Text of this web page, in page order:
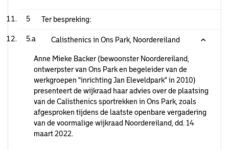
5 Ter bespreking:
5.a Calisthenics in Ons Park, Noordereiland
Anne Mieke Backer (bewoonster Noordereiland,
ontwerpster van Ons Park en begeleider van de
werkgroepen "inrichting Jan Eleveldpark" in 2010)
presenteert de wijkraad haar advies over de plaatsing
van de Calisthenics sportrekken in Ons Park, zoals
afgesproken tijdens de laatste openbare vergadering
van de voormalige wijkraad Noordereiland, dd. 14
maart 2022.